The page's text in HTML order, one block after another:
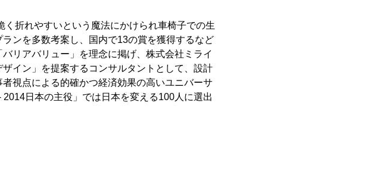
折れやすいという魔法にかけられ車椅子での生
ンを多数考案し、国内で13の賞を獲得するなど
リアバリュー」を理念に掲げ、株式会社ミライ
イン」を提案するコンサルタントとして、設計
視点による的確かつ経済効果の高いユニバーサ
日本の主役」では日本を変える100人に選出